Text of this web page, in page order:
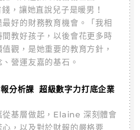
，讓她直說兒子是暖男！
最好的財務教育機會。「我相
教好孩子，以後會花更多時
觀，是她重要的教育方針，
營運友嘉的基石。
分析課 超級數字力打底企業
從基層做起，Elaine 深刻體會
，以及對於財報的嚴格要